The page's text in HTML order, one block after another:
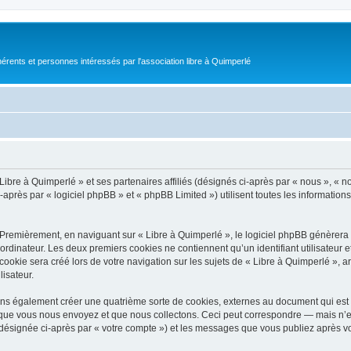
et personnes intéressés par l'association libre à Quimperlé
à Quimperlé » et ses partenaires affiliés (désignés ci-après par « nous », «
par « logiciel phpBB » et « phpBB Limited ») utilisent toutes les
en naviguant sur « Libre à Quimperlé », le logiciel phpBB
Les deux premiers cookies ne contiennent qu’un identifiant utilisateur
sera créé lors de votre navigation sur les sujets de « Libre à Quimperlé »,
également créer une quatrième sorte de cookies, externes au document qui
vous nous envoyez et que nous collectons. Ceci peut correspondre — mais
ci-après par « votre compte ») et les messages que vous publiez après